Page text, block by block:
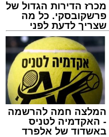
מכרז הדירות הגדול של
פרשקובסקי. כל מה
שצריך לדעת לפני
שמגישים הצעה לדירה
באשדוד
המלצה חמה להרשמה
- האקדמיה לטניס
באשדוד של אלפרד